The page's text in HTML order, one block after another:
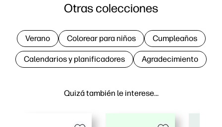
Quizá también le interese…
Otras colecciones
Verano Colorear para niños Cumpleaños
Calendarios y planificadores Agradecimiento